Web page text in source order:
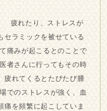
れたり、ストレスが
セラミックを被せている
痛みが起こるとのことで
者さんに行ってもその時
疲れてくるとたびたび腫
でのストレスが強く、血
痛を頻繁に起こしていま